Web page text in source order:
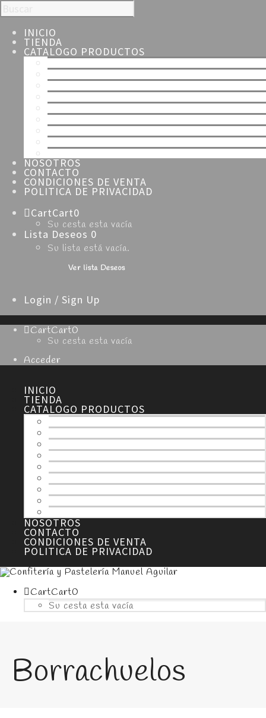
INICIO
TIENDA
CATALOGO PRODUCTOS
TODOS
ESPECIALIDADES
NAVIDAD
SEMANA SANTA
HOJALDRE
TARTAS
MERENGUE
CHOCOLATE
DULCES
NOSOTROS
CONTACTO
CONDICIONES DE VENTA
POLITICA DE PRIVACIDAD
CartCart0
Su cesta esta vacía
Lista Deseos 0
Su lista está vacía.
Ver lista Deseos
Login / Sign Up
CartCart0
Su cesta esta vacía
Acceder
INICIO
TIENDA
CATALOGO PRODUCTOS
TODOS
ESPECIALIDADES
NAVIDAD
SEMANA SANTA
HOJALDRE
TARTAS
MERENGUE
CHOCOLATE
DULCES
NOSOTROS
CONTACTO
CONDICIONES DE VENTA
POLITICA DE PRIVACIDAD
CartCart0
Su cesta esta vacía
Borrachuelos